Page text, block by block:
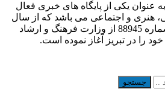
عنوان یکی از پایگاه های خبری فعال
هنری و اجتماعی می باشد که از سال
۱۴۰۰ با دریافت مجوز با شماره 88945 از وزارت فرهنگ و ارشاد
را در تبریز آغاز نموده است.
جستجو